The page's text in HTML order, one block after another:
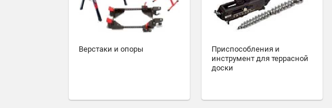
Верстаки и опоры
Приспособления и
инструмент для террасной
доски